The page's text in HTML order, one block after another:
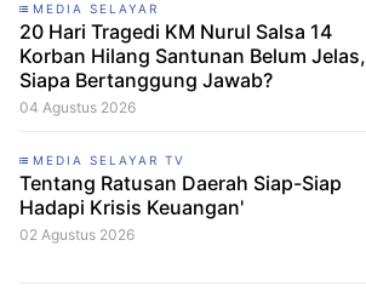
MEDIA SELAYAR
20 Hari Tragedi KM Nurul Salsa 14
Korban Hilang Santunan Belum Jelas,
Siapa Bertanggung Jawab?
04 Agustus 2026
MEDIA SELAYAR TV
Tentang Ratusan Daerah Siap-Siap
Hadapi Krisis Keuangan'
02 Agustus 2026